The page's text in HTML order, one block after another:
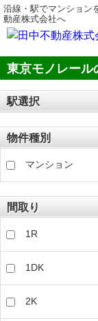
沿線・駅でマンション
動産株式会社へ
東京モノレール
駅選択
物件種別
マンション
間取り
1R
1DK
2K